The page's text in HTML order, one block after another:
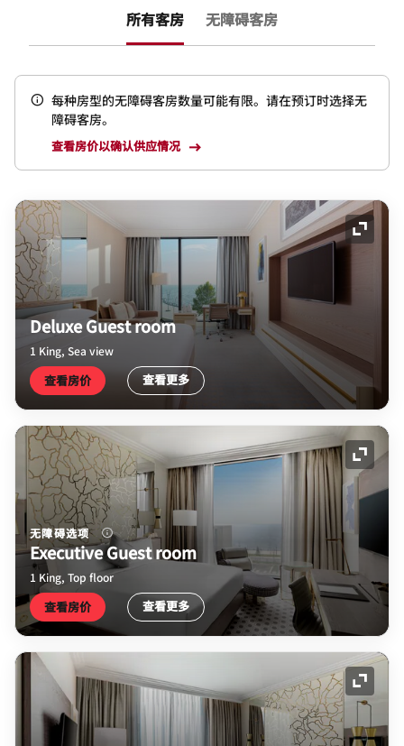
所有客房 无障碍客房
每种房型的无障碍客房数量可能有限。请在预订时选择无
障碍客房。
查看房价以确认供应情况
展开
Deluxe Guest room
1 King, Sea view
查看房价 查看更多
展开
无障碍选项
Executive Guest room
1 King, Top floor
查看房价 查看更多
展开